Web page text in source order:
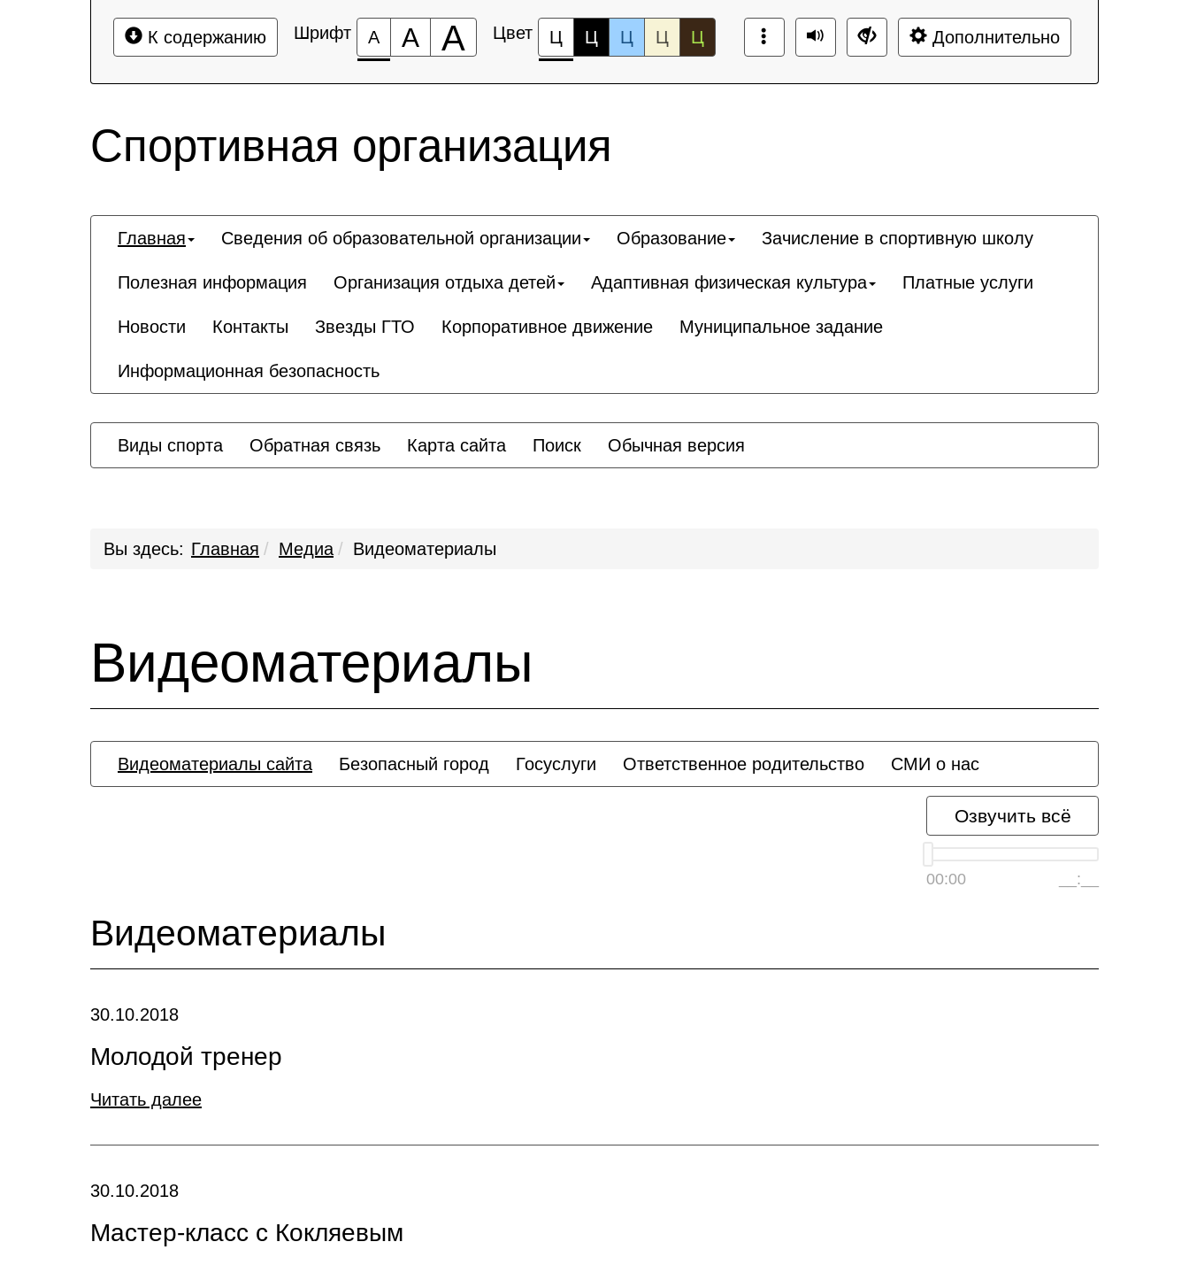
К содержанию Шрифт А А А Цвет Ц Ц Ц Ц Ц Дополнительно
Спортивная организация
Главная Сведения об образовательной организации Образование Зачисление в спортивную школу
Полезная информация Организация отдыха детей Адаптивная физическая культура Платные услуги
Новости Контакты Звезды ГТО Корпоративное движение Муниципальное задание
Информационная безопасность
Виды спорта Обратная связь Карта сайта Поиск Обычная версия
Вы здесь: Главная Медиа Видеоматериалы
Видеоматериалы
Видеоматериалы сайта Безопасный город Госуслуги Ответственное родительство СМИ о нас
Озвучить всё
00:00 __:__
Видеоматериалы
30.10.2018
Молодой тренер
Читать далее
30.10.2018
Мастер-класс с Кокляевым